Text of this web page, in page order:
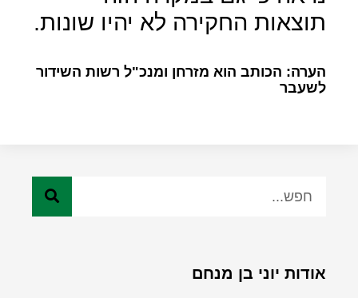
תוצאות החקירה לא יהיו שונות.
הערה: הכותב הוא מזרחן ומנכ"ל רשות השידור
לשעבר
אודות יוני בן מנחם